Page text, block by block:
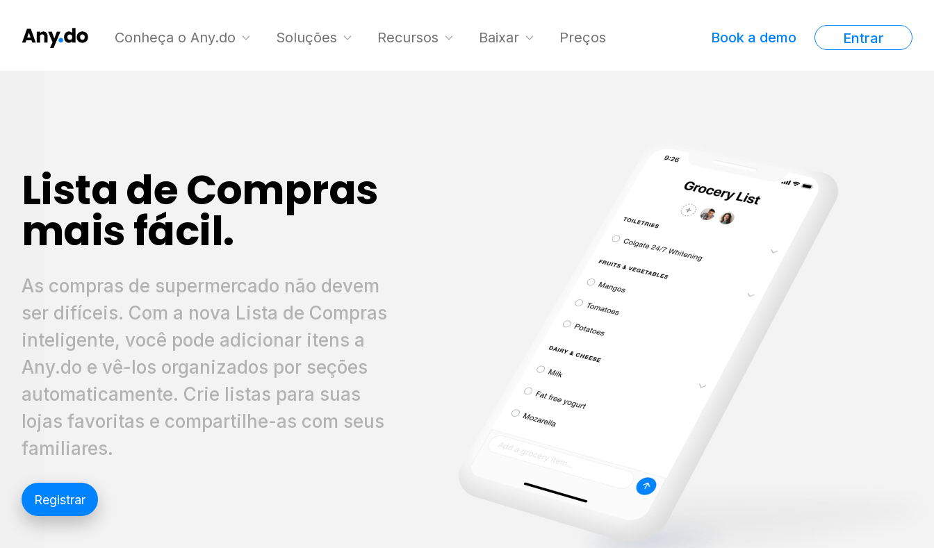
Conheça o Any.do Soluções Recursos Baixar Preços Book a demo Entrar
Lista de Compras
mais fácil.
As compras de supermercado não devem
ser difíceis. Com a nova Lista de Compras
inteligente, você pode adicionar itens a
Any.do e vê-los organizados por seçōes
automaticamente. Crie listas para suas
lojas favoritas e compartilhe-as com seus
familiares.
Registrar